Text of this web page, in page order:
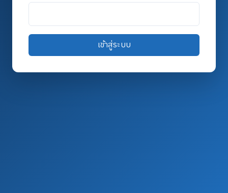
เข้าสู่ระบบ